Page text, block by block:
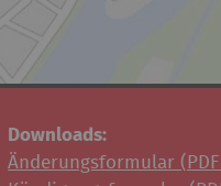
Downloads:
Änderungsformular ( PDF